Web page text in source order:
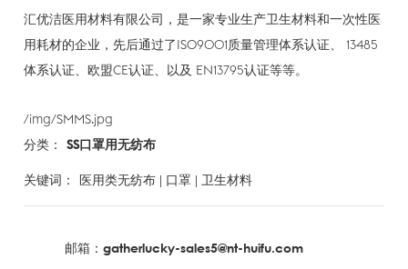
媒体资讯
联系我们
汇优洁医用材料有限公司，是一家专业生产卫生材料和一次性医
用耗材的企业，先后通过了ISO9001质量管理体系认证、 13485
体系认证、欧盟CE认证、以及 EN13795认证等等。
/img/SMMS.jpg
分类：
SS口罩用无纺布
关键词： 医用类无纺布 | 口罩 | 卫生材料
邮箱：gatherlucky-sales5@nt-huifu.com